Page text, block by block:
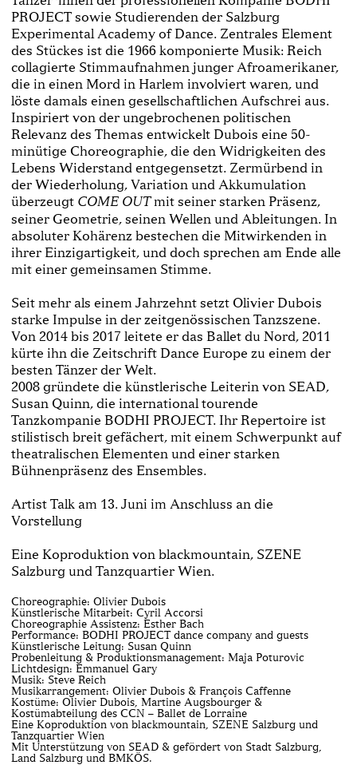
PROJECT sowie Studierenden der Salzburg
Experimental Academy of Dance. Zentrales Element
des Stückes ist die 1966 komponierte Musik: Reich
collagierte Stimmaufnahmen junger Afroamerikaner,
die in einen Mord in Harlem involviert waren, und
löste damals einen gesellschaftlichen Aufschrei aus.
Inspiriert von der ungebrochenen politischen
Relevanz des Themas entwickelt Dubois eine 50-
minütige Choreographie, die den Widrigkeiten des
Lebens Widerstand entgegensetzt. Zermürbend in
der Wiederholung, Variation und Akkumulation
überzeugt COME OUTmit seiner starken Präsenz,
seiner Geometrie, seinen Wellen und Ableitungen. In
absoluter Kohärenz bestechen die Mitwirkenden in
ihrer Einzigartigkeit, und doch sprechen am Ende alle
mit einer gemeinsamen Stimme.
Seit mehr als einem Jahrzehnt setzt Olivier Dubois
starke Impulse in der zeitgenössischen Tanzszene.
Von 2014 bis 2017 leitete er das Ballet du Nord, 2011
kürte ihn die Zeitschrift Dance Europe zu einem der
besten Tänzer der Welt.
2008 gründete die künstlerische Leiterin von SEAD,
Susan Quinn, die international tourende
Tanzkompanie BODHI PROJECT. Ihr Repertoire ist
stilistisch breit gefächert, mit einem Schwerpunkt auf
theatralischen Elementen und einer starken
Bühnenpräsenz des Ensembles.
Artist Talk am 13. Juni im Anschluss an die
Vorstellung
Eine Koproduktion von blackmountain, SZENE
Salzburg und Tanzquartier Wien.
Choreographie: Olivier Dubois
Künstlerische Mitarbeit: Cyril Accorsi
Choreographie Assistenz: Esther Bach
Performance: BODHI PROJECT dance company and guests
Künstlerische Leitung: Susan Quinn
Probenleitung & Produktionsmanagement: Maja Poturovic
Lichtdesign: Emmanuel Gary
Musik: Steve Reich
Musikarrangement: Olivier Dubois & François Caffenne
Kostüme: Olivier Dubois, Martine Augsbourger &
Kostümabteilung des CCN – Ballet de Lorraine
Eine Koproduktion von blackmountain, SZENE Salzburg und
Tanzquartier Wien
Mit Unterstützung von SEAD & gefördert von Stadt Salzburg,
Land Salzburg und BMKÖS.